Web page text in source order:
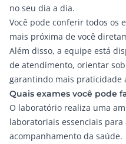
no seu dia a dia.
Você pode conferir todos os
mais próxima de você
Além disso, a equipe está
de atendimento, orientar
garantindo mais praticidade
Quais exames você pode
O laboratório realiza uma
laboratoriais essenciais
acompanhamento da saúde.